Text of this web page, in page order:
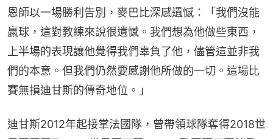
恩師以一場勝利告別，麥巴比深感遺憾：「我們沒能
贏球，這對教練來說很遺憾。我們想為他做些東西，
上半場的表現讓他覺得我們辜負了他，儘管這並非我
們的本意。但我們仍然要感謝他所做的一切。這場比
賽無損迪甘斯的傳奇地位。」
迪甘斯2012年起接掌法國隊，曾帶領球隊奪得2018世